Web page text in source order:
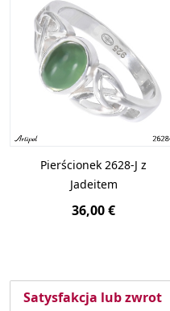
Pierścionek 2628-J z
Jadeitem
36,00 €
Satysfakcja lub zwrot